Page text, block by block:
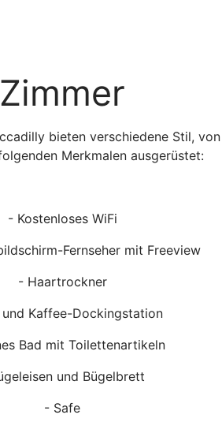
Zimmer
bieten verschiedene Stil,
Merkmalen ausgerüstet:
- Kostenloses WiFi
Fernseher mit Freeview
- Haartrockner
Kaffee-Dockingstation
Bad mit Toilettenartikeln
und Bügelbrett
- Safe